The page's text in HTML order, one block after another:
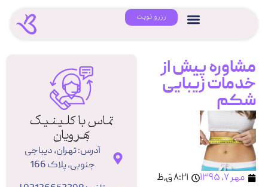
رزرو نوبت
مشاوره پیش از
خدمات زیبایی
شکم
مهر ۷, ۱۳۹۵ ۸:۲۱ ق٫ظ
تماس با کلینیک
بهرویان
آدرس: تهران، دیباجی
جنوبی، پلاک 166